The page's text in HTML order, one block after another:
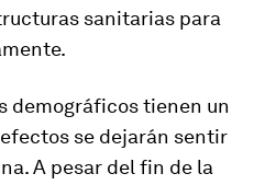
sanitarias para
demográficos tienen un
se dejarán sentir
A pesar del fin de la